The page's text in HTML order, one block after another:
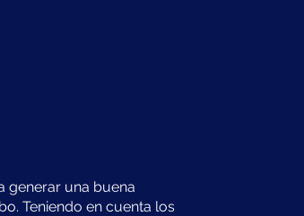
generar una buena
Teniendo en cuenta los